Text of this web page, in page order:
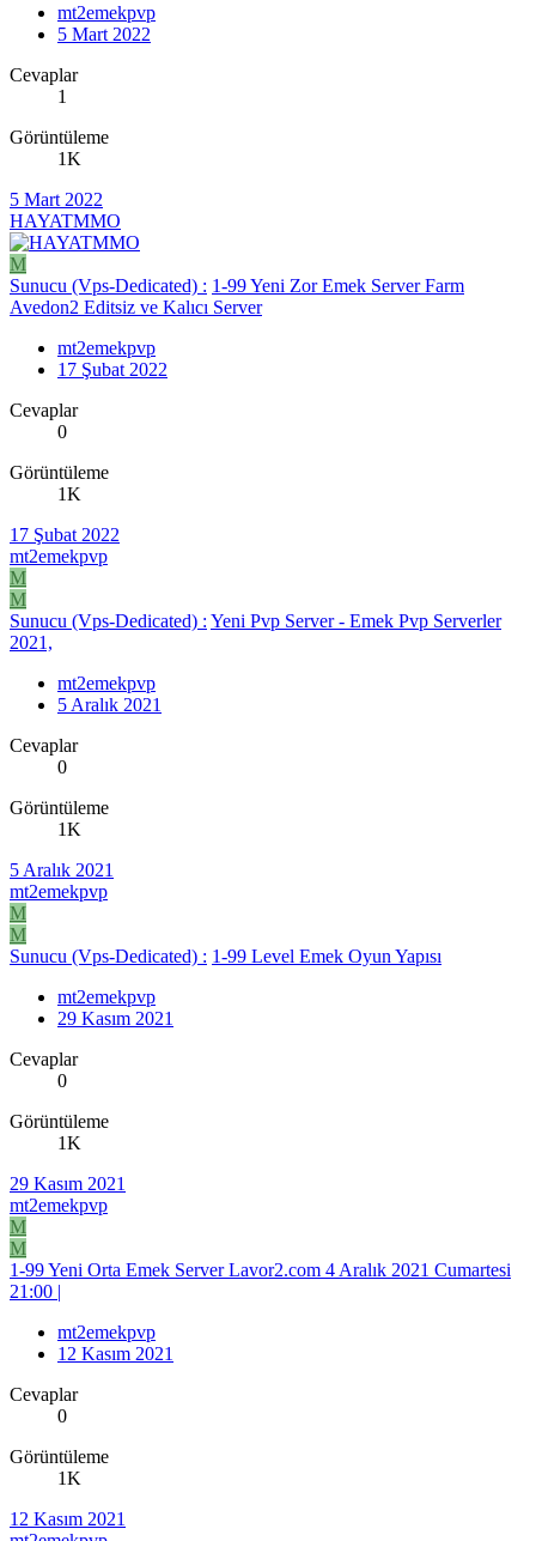
mt2emekpvp
5 Mart 2022
Cevaplar
1
Görüntüleme
1K
5 Mart 2022
HAYATMMO
M
Sunucu (Vps-Dedicated) : 1-99 Yeni Zor Emek Server Farm
Avedon2 Editsiz ve Kalıcı Server
mt2emekpvp
17 Şubat 2022
Cevaplar
0
Görüntüleme
1K
17 Şubat 2022
mt2emekpvp
M
M
Sunucu (Vps-Dedicated) : Yeni Pvp Server - Emek Pvp Serverler
2021,
mt2emekpvp
5 Aralık 2021
Cevaplar
0
Görüntüleme
1K
5 Aralık 2021
mt2emekpvp
M
M
Sunucu (Vps-Dedicated) : 1-99 Level Emek Oyun Yapısı
mt2emekpvp
29 Kasım 2021
Cevaplar
0
Görüntüleme
1K
29 Kasım 2021
mt2emekpvp
M
M
1-99 Yeni Orta Emek Server Lavor2.com 4 Aralık 2021 Cumartesi
21:00 |
mt2emekpvp
12 Kasım 2021
Cevaplar
0
Görüntüleme
1K
12 Kasım 2021